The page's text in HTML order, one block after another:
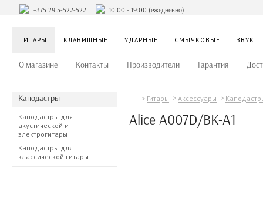
+375 29 5-522-522 10:00 - 19:00 (ежедневно)
ГИТАРЫ КЛАВИШНЫЕ УДАРНЫЕ СМЫЧКОВЫЕ ЗВУК
О магазине Контакты Производители Гарантия
Каподастры
Каподастры для
акустической и
электрогитары
Каподастры для
классической гитары
Гитары Аксессуары
Alice A007D/BK-A1